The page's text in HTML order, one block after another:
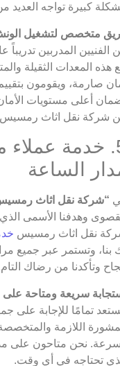
كبيرة تواجه العديد
متخصص لتشغيل
الفنيين المدربين تدريباً
هذه المعدات الثقيلة
صارمة، ويقومون
أعلى مستويات الأمان
شركة نقل اثاث
5. خدمة
الساعة
“شركة نقل اثاث
وهدفنا الأسمى
نقل اثاث رمسيس
بنا، وتستمر عبر جميع
وتأكدنا من رضاك
سريعة ومتاحة على
تمامًا للإجابة على
اللازمة
نحن متاحون على
تحتاجه في أي وقت.